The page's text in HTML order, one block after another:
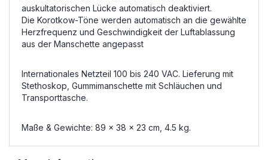
auskultatorischen Lücke automatisch deaktiviert.
Die Korotkow-Töne werden automatisch an die gewählte
Herzfrequenz und Geschwindigkeit der Luftablassung
aus der Manschette angepasst
Internationales Netzteil 100 bis 240 VAC. Lieferung mit
Stethoskop, Gummimanschette mit Schläuchen und
Transporttasche.
Maße & Gewichte: 89 x 38 x 23 cm, 4.5 kg.